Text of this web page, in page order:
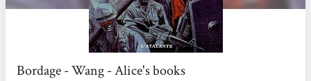
Bordage - Wang - Alice's books